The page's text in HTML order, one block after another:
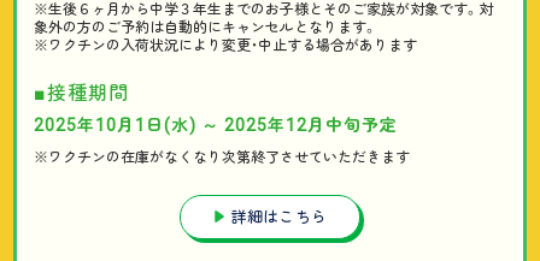
※生後６ヶ月から中学３年生までのお子様とそのご家族が対象です。対
象外の方のご予約は自動的にキャンセルとなります。
※ワクチンの入荷状況により変更・中止する場合があります
■接種期間
2025年10月1日(水) ～ 2025年12月中旬予定
※ワクチンの在庫がなくなり次第終了させて いただきます
詳細はこちら